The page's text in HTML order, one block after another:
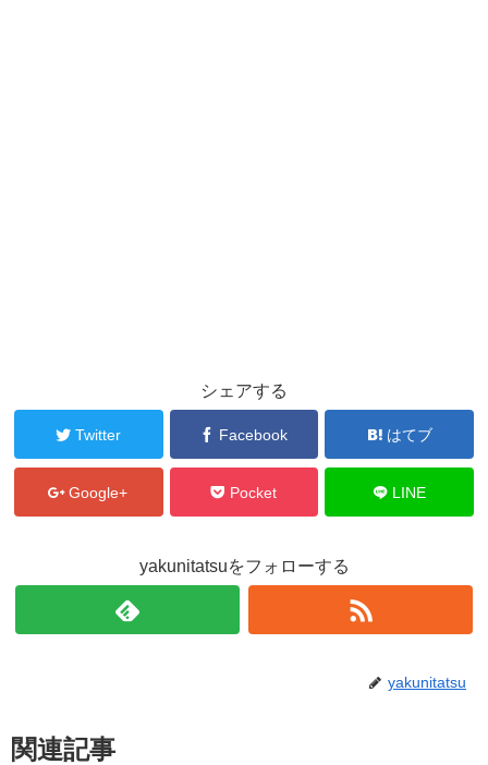
シェアする
Twitter Facebook はてブ
Google+ Pocket LINE
yakunitatsuをフォローする
yakunitatsu
関連記事